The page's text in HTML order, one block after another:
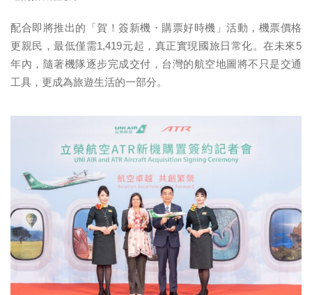
配合即將推出的「賀！簽新機・購票好時機」活動，機票價格
更親民，最低僅需1,419元起，真正實現國旅日常化。在未來5
年內，隨著機隊逐步完成交付，台灣的航空地圖將不只是交通
工具，更成為旅遊生活的一部分。